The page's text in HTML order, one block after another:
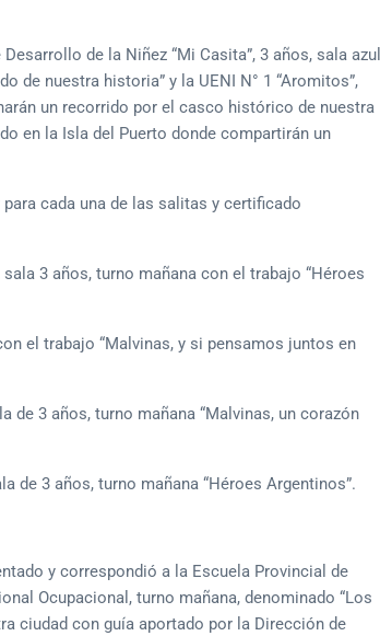
de la Niñez “Mi Casita”, 3 años, sala azul
de nuestra historia” y la UENI N° 1 “Aromitos”,
un recorrido por el casco histórico de nuestra
en la Isla del Puerto donde compartirán un
cada una de las salitas y certificado
3 años, turno mañana con el trabajo “Héroes
el trabajo “Malvinas, y si pensamos juntos en
de 3 años, turno mañana “Malvinas, un corazón
de 3 años, turno mañana “Héroes Argentinos”.
y correspondió a la Escuela Provincial de
Ocupacional, turno mañana, denominado “Los
ciudad con guía aportado por la Dirección de